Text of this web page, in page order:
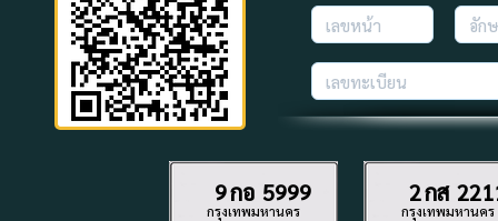
5999
กอ
9
กรุงเทพมหานคร
กส
2
กรุงเทพมหานคร